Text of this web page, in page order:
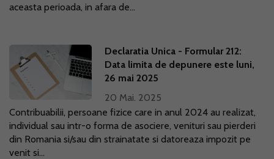
aceasta perioada, in afara de...
Declaratia Unica - Formular 212:
Data limita de depunere este luni,
26 mai 2025
20 Mai. 2025
Contribuabilii, persoane fizice care in anul 2024 au realizat,
individual sau intr-o forma de asociere, venituri sau pierderi
din Romania si/sau din strainatate si datoreaza impozit pe
venit si...